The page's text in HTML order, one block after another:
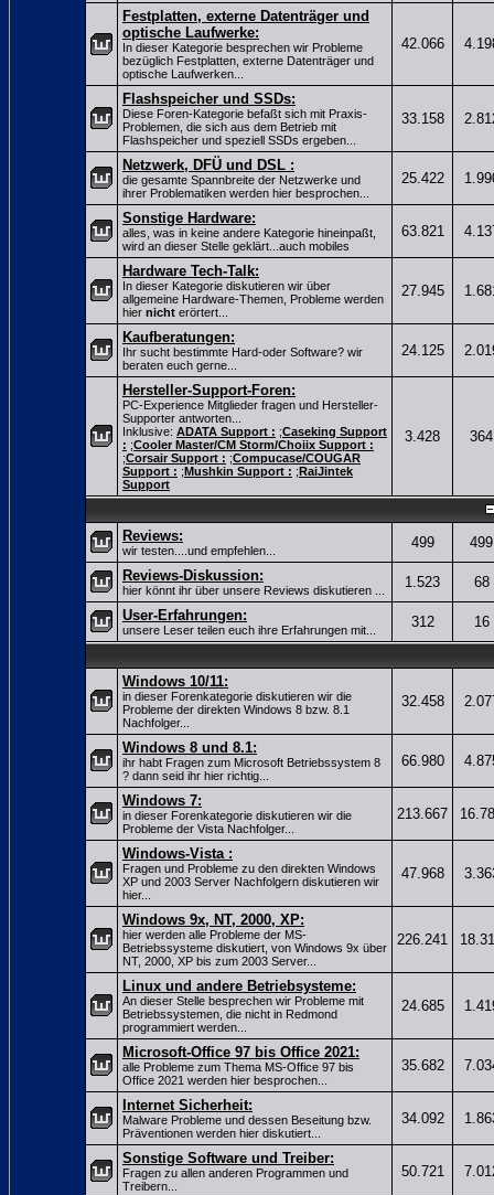
Festplatten, externe Datenträger und
optische Laufwerke:
In dieser Kategorie besprechen wir Probleme
bezüglich Festplatten, externe Datenträger und
optische Laufwerken...
42.066
Flashspeicher und SSDs:
Diese Foren-Kategorie befaßt sich mit Praxis-
Problemen, die sich aus dem Betrieb mit
Flashspeicher und speziell SSDs ergeben...
33.158
Netzwerk, DFÜ und DSL :
die gesamte Spannbreite der Netzwerke und
ihrer Problematiken werden hier besprochen...
25.422
Sonstige Hardware:
alles, was in keine andere Kategorie hineinpaßt,
wird an dieser Stelle geklärt...auch mobiles
63.821
Hardware Tech-Talk:
In dieser Kategorie diskutieren wir über
allgemeine Hardware-Themen, Probleme werden
hier nicht erörtert...
27.945
Kaufberatungen:
Ihr sucht bestimmte Hard-oder Software? wir
beraten euch gerne...
24.125
Hersteller-Support-Foren:
PC-Experience Mitglieder fragen und Hersteller-
Supporter antworten...
Inklusive: ADATA Support : ;Caseking Support
: ;Cooler Master/CM Storm/Choiix Support :
;Corsair Support : ;Compucase/COUGAR
Support : ; Mushkin Support : ; RaiJintek
Support
3.428 364
Reviews:
wir testen....und empfehlen... 499
499
Reviews-Diskussion:
hier könnt ihr über unsere Reviews diskutieren ... 1.523
68
User-Erfahrungen:
unsere Leser teilen euch ihre Erfahrungen mit... 312 16
Windows 10/11:
in dieser Forenkategorie diskutieren wir die
Probleme der direkten Windows 8 bzw. 8.1
Nachfolger...
32.458
Windows 8 und 8.1:
ihr habt Fragen zum Microsoft Betriebssystem 8
? dann seid ihr hier richtig...
66.980
Windows 7:
in dieser Forenkategorie diskutieren wir die
Probleme der Vista Nachfolger...
213.667
Windows-Vista :
Fragen und Probleme zu den direkten Windows
XP und 2003 Server Nachfolgern diskutieren wir
hier...
47.968
Windows 9x, NT, 2000, XP:
hier werden alle Probleme der MS-
Betriebssysteme diskutiert, von Windows 9x über
NT, 2000, XP bis zum 2003 Server...
226.241
Linux und andere Betriebsysteme:
An dieser Stelle besprechen wir Probleme mit
Betriebssystemen, die nicht in Redmond
programmiert werden...
24.685
Microsoft-Office 97 bis Office 2021:
alle Probleme zum Thema MS-Office 97 bis
Office 2021 werden hier besprochen...
35.682
Internet Sicherheit:
Malware Probleme und dessen Beseitung bzw.
Präventionen werden hier diskutiert...
34.092
Sonstige Software und Treiber:
Fragen zu allen anderen Programmen und
Treibern...
50.721